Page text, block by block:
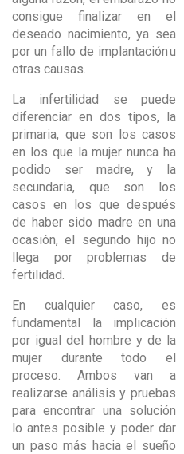
consigue finalizar en el
deseado nacimiento, ya sea
por un fallo de implantaciónu
otras causas.
La infertilidad se puede
diferenciar en dos tipos, la
primaria, que son los casos
en los que la mujer nunca ha
podido ser madre, y la
secundaria, que son los
casos en los que después
de haber sido madre en una
ocasión, el segundo hijo no
llega por problemas de
fertilidad.
En cualquier caso, es
fundamental la implicación
por igual del hombre y de la
mujer durante todo el
proceso. Ambos van a
realizarse análisis y pruebas
para encontrar una solución
lo antes posible y poder dar
un paso más hacia el sueño